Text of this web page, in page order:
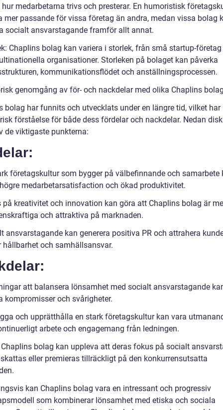
hur medarbetarna trivs och presterar. En humoristisk
mer passande för vissa företag än andra, medan vissa bolag
socialt ansvarstagande framför allt annat.
Chaplins bolag kan variera i storlek, från små startup-
organisationer. Storleken på bolaget kan påverka
kommunikationsflödet och anställningsprocessen.
genomgång av för- och nackdelar med olika Chaplins
bolag har funnits och utvecklats under en längre tid, vilket
förståelse för både dess fördelar och nackdelar. Nedan
de viktigaste punkterna:
företagskultur som bygger på välbefinnande och samarbete
medarbetarsatisfaction och ökad produktivitet.
på kreativitet och innovation kan göra att Chaplins bolag är
och attraktiva på marknaden.
ansvarstagande kan generera positiva PR och attrahera
hållbarhet och samhällsansvar.
att balansera lönsamhet med socialt ansvarstagande
kompromisser och svårigheter.
och upprätthålla en stark företagskultur kan vara
arbete och engagemang från ledningen.
bolag kan uppleva att deras fokus på socialt
eller premieras tillräckligt på den konkurrensutsatta
kan Chaplins bolag vara en intressant och progressiv
som kombinerar lönsamhet med etiska och sociala